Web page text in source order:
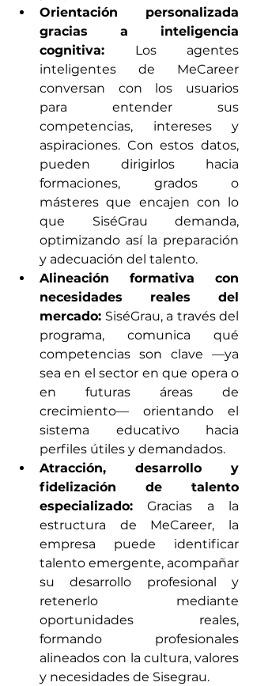
Orientación personalizada
gracias a inteligencia
cognitiva: Los agentes
inteligentes de MeCareer
conversan con los usuarios
para entender sus
competencias, intereses y
aspiraciones. Con estos datos,
pueden dirigirlos hacia
formaciones, grados o
másteres que encajen con lo
que SiséGrau demanda,
optimizando así la preparación
y adecuación del talento.
Alineación formativa con
necesidades reales del
mercado: SiséGrau, a través del
programa, comunica qué
competencias son clave —ya
sea en el sector en que opera o
en futuras áreas de
crecimiento— orientando el
sistema educativo hacia
perfiles útiles y demandados.
Atracción, desarrollo y
fidelización de talento
especializado: Gracias a la
estructura de MeCareer, la
empresa puede identificar
talento emergente, acompañar
su desarrollo profesional y
retenerlo mediante
oportunidades reales,
formando profesionales
alineados con la cultura, valores
y necesidades de Sisegrau.